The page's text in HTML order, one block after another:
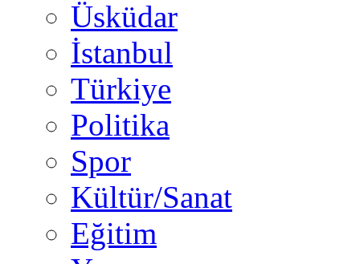
Üsküdar
İstanbul
Türkiye
Politika
Spor
Kültür/Sanat
Eğitim